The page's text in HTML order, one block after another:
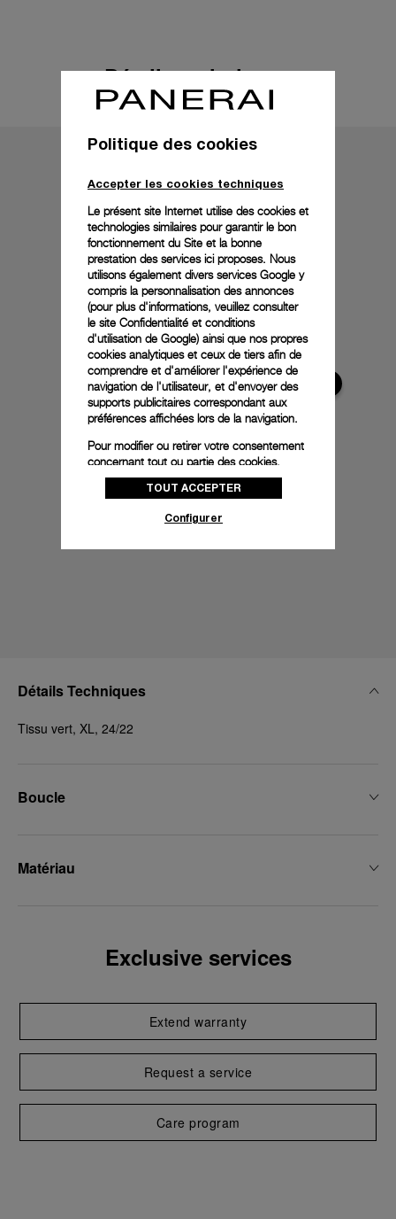
Détails techniques
Détails Techniques
Tissu vert, XL, 24/22
Boucle
Matériau
Exclusive services
Extend warranty
Request a service
Care program
Politique des cookies
Accepter les cookies techniques
Le présent site Internet utilise des cookies et
technologies similaires pour garantir le bon
fonctionnement du Site et la bonne
prestation des services ici proposes. Nous
utilisons également divers services Google y
compris la personnalisation des annonces
(pour plus d'informations, veuillez consulter
le site Confidentialité et conditions
d'utilisation de Google) ainsi que nos propres
cookies analytiques et ceux de tiers afin de
comprendre et d'améliorer l'expérience de
navigation de l'utilisateur, et d'envoyer des
supports publicitaires correspondant aux
préférences affichées lors de la navigation.
Pour modifier ou retirer votre consentement
concernant tout ou partie des cookies,
cliquez sur « Configurer » ou consultez notre
politique des cookiespour obtenir plus
donnez votre consentement pour l’utilisation
TOUT ACCEPTER
Configurer